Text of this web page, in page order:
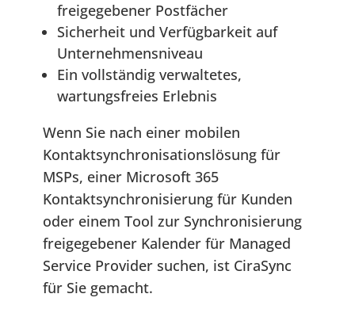
freigegebener Postfächer
Sicherheit und Verfügbarkeit auf
Unternehmensniveau
Ein vollständig verwaltetes,
wartungsfreies Erlebnis
Wenn Sie nach einer mobilen
Kontaktsynchronisationslösung für
MSPs, einer Microsoft 365
Kontaktsynchronisierung für Kunden
oder einem Tool zur Synchronisierung
freigegebener Kalender für Managed
Service Provider suchen, ist CiraSync
für Sie gemacht.